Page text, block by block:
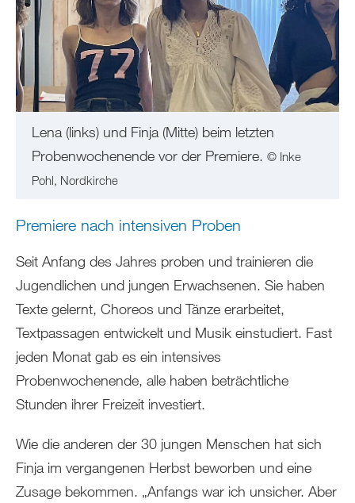
Lena (links) und Finja (Mitte) beim letzten
Probenwochenende vor der Premiere. © Inke
Pohl, Nordkirche
Premiere nach intensiven Proben
Seit Anfang des Jahres proben und trainieren die
Jugendlichen und jungen Erwachsenen. Sie haben
Texte gelernt, Choreos und Tänze erarbeitet,
Textpassagen entwickelt und Musik einstudiert. Fast
jeden Monat gab es ein intensives
Probenwochenende, alle haben beträchtliche
Stunden ihrer Freizeit investiert.
Wie die anderen der 30 jungen Menschen hat sich
Finja im vergangenen Herbst beworben und eine
Zusage bekommen. „Anfangs war ich unsicher. Aber